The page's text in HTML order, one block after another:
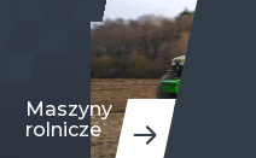
Maszyny
rolnicze